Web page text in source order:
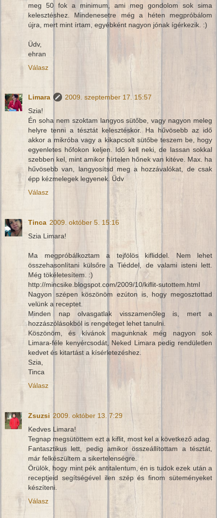
meg 50 fok a minimum, ami meg gondolom sok sima
kelesztéshez. Mindenesetre még a héten megpróbálom
újra, mert mint írtam, egyébként nagyon jónak ígérkezik. :)
Üdv,
ehran
Válasz
Limara
2009. szeptember 17. 15:57
Szia!
Én soha nem szoktam langyos sütőbe, vagy nagyon meleg
helyre tenni a tésztát kelesztéskor. Ha hűvösebb az idő
akkor a mikróba vagy a kikapcsolt sütőbe teszem be, hogy
egyenletes hőfokon keljen. Idő kell neki, de lassan sokkal
szebben kel, mint amikor hírtelen hőnek van kitéve. Max. ha
hűvösebb van, langyosítsd meg a hozzávalókat, de csak
épp kézmelegek legyenek. Üdv
Válasz
Tinca 2009. október 5. 15:16
Szia Limara!
Ma megpróbálkoztam a tejfölös kifliddel. Nem lehet
összehasonlítani külsőre a Tiéddel, de valami isteni lett.
Még tökéletesítem. :)
http://mincsike.blogspot.com/2009/10/kiflit-sutottem.html
Nagyon szépen köszönöm ezúton is, hogy megosztottad
velünk a receptet.
Minden nap olvasgatlak visszamenőleg is, mert a
hozzászólásokból is rengeteget lehet tanulni.
Köszönöm, és kívánok magunknak még nagyon sok
Limara-féle kenyércsodát, Neked Limara pedig rendületlen
kedvet és kitartást a kísérletezéshez.
Szia,
Tinca
Válasz
Zsuzsi 2009. október 13. 7:29
Kedves Limara!
Tegnap megsütöttem ezt a kiflit, most kel a következő adag.
Fantasztikus lett, pedig amikor összeállítottam a tésztát,
már felkészültem a sikertelenségre.
Örülök, hogy mint pék antitalentum, én is tudok ezek után a
receptjeid segítségével ilen szép és finom süteményeket
készíteni.
Válasz